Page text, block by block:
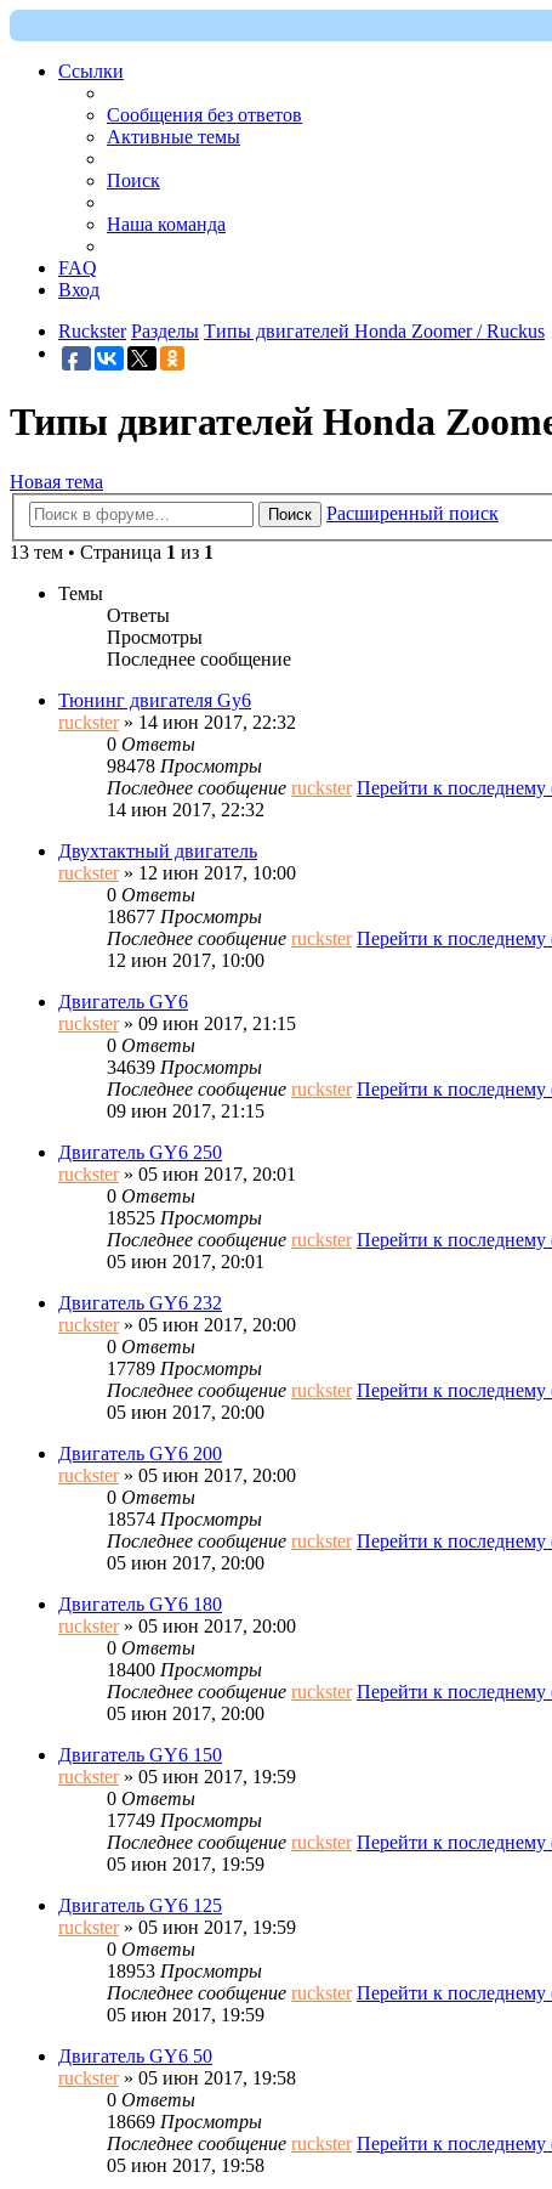
Ссылки
Сообщения без ответов
Активные темы
Поиск
Наша команда
FAQ
Вход
Ruckster Разделы Типы двигателей Honda Zoomer / Ruckus
Типы двигателей Honda
Новая тема
Поиск
Расширенный поиск
13 тем • Страница 1 из 1
Темы
Ответы
Просмотры
Последнее сообщение
Тюнинг двигателя Gy6
ruckster» 14 июн 2017, 22:32
0 Ответы
98478 Просмотры
Последнее сообщение ruckster Перейти к
14 июн 2017, 22:32
Двухтактный двигатель
ruckster» 12 июн 2017, 10:00
0 Ответы
18677 Просмотры
Последнее сообщение ruckster Перейти к
12 июн 2017, 10:00
Двигатель GY6
ruckster» 09 июн 2017, 21:15
0 Ответы
34639 Просмотры
Последнее сообщение ruckster Перейти к
09 июн 2017, 21:15
Двигатель GY6 250
ruckster» 05 июн 2017, 20:01
0 Ответы
18525 Просмотры
Последнее сообщение ruckster Перейти к
05 июн 2017, 20:01
Двигатель GY6 232
ruckster» 05 июн 2017, 20:00
0 Ответы
17789 Просмотры
Последнее сообщение ruckster Перейти к
05 июн 2017, 20:00
Двигатель GY6 200
ruckster» 05 июн 2017, 20:00
0 Ответы
18574 Просмотры
Последнее сообщение ruckster Перейти к
05 июн 2017, 20:00
Двигатель GY6 180
ruckster» 05 июн 2017, 20:00
0 Ответы
18400 Просмотры
Последнее сообщение ruckster Перейти к
05 июн 2017, 20:00
Двигатель GY6 150
ruckster» 05 июн 2017, 19:59
0 Ответы
17749 Просмотры
Последнее сообщение ruckster Перейти к
05 июн 2017, 19:59
Двигатель GY6 125
ruckster» 05 июн 2017, 19:59
0 Ответы
18953 Просмотры
Последнее сообщение ruckster Перейти к
05 июн 2017, 19:59
Двигатель GY6 50
ruckster» 05 июн 2017, 19:58
0 Ответы
18669 Просмотры
Последнее сообщение ruckster Перейти к
05 июн 2017, 19:58